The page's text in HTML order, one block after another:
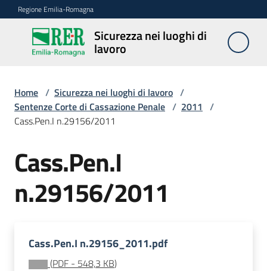
Vai al contenuto
Vai alla navigazione
Vai al footer
Regione Emilia-Romagna
Sicurezza nei luoghi di
lavoro
Sicurezza
nei
lavoro
Sicurezza
costruzioni
Coordinamento
prevenzione
Home / Sicurezza nei luoghi di lavoro /
Sentenze Corte di Cassazione Penale / 2011 /
Cass.Pen.I n.29156/2011
Cass.Pen.I
n.29156/2011
Cass.Pen.I n.29156_2011.pdf
(PDF - 548,3 KB)